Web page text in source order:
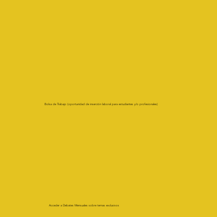
Bolsa de Trabajo (oportunidad de inserción laboral para estudiantes y/o profesionales)
Acceder a Debates Mensuales sobre temas exclusivos